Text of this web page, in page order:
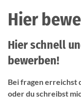
Hier
Hier schnell
bewerben!
Bei fragen erreichst
oder du schreibst